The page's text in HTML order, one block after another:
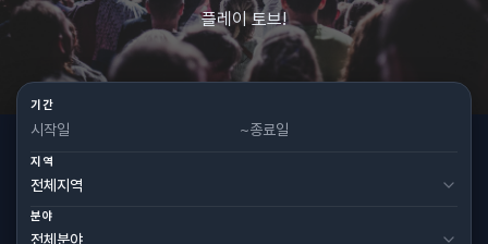
플레이 토브!
기간
~
지역
분야